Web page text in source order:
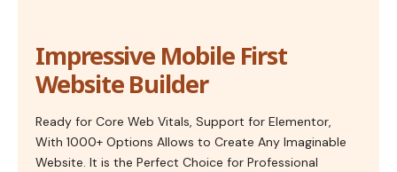
Impressive Mobile First
Website Builder
Ready for Core Web Vitals, Support for Elementor,
With 1000+ Options Allows to Create Any Imaginable
Website. It is the Perfect Choice for Professional